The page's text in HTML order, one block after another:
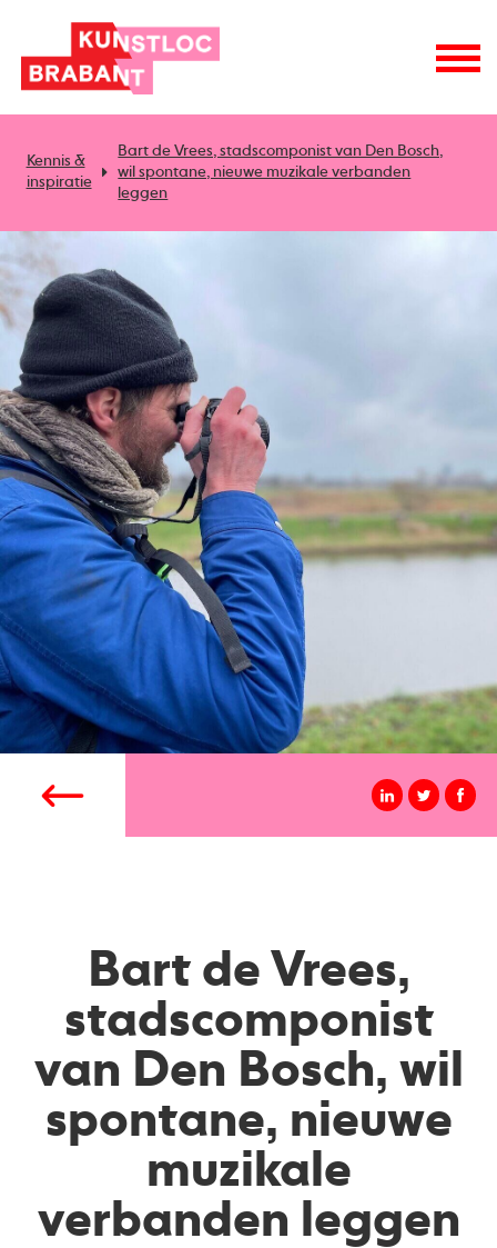
Kennis &
inspiratie
Bart de Vrees, stadscomponist van Den Bosch,
wil spontane, nieuwe muzikale verbanden
leggen
Bart de Vrees,
stadscomponist
van Den Bosch, wil
spontane, nieuwe
muzikale
verbanden leggen